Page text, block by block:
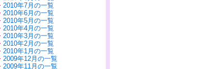
2010年7月の一覧
2010年6月の一覧
2010年5月の一覧
2010年4月の一覧
2010年3月の一覧
2010年2月の一覧
2010年1月の一覧
2009年12月の一覧
2009年11月の一覧